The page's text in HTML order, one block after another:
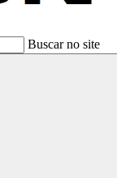
Buscar no site